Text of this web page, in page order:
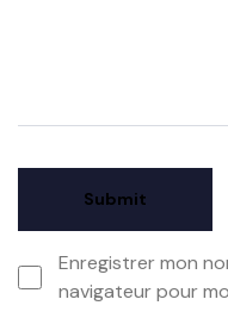
Enregistrer mon
navigateur pour